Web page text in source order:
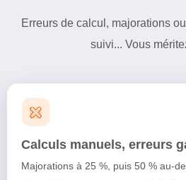
Erreurs de calcul, majorations
suivi... Vous
Calculs manuels, erreurs
Majorations à 25 %, puis 50 % au-